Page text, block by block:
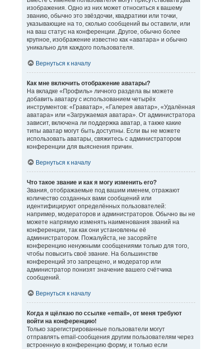
изображения. Одно из них может относиться к вашему
званию, обычно это звёздочки, квадратики или точки,
указывающие на то, сколько сообщений вы оставили, или
на ваш статус на конференции. Другое, обычно более
крупное, изображение известно как «аватара» и обычно
уникально для каждого пользователя.
Вернуться к началу
Как мне включить отображение аватары?
На вкладке «Профиль» личного раздела вы можете
добавить аватару с использованием четырёх
инструментов: «Граватар», «Галерея аватар», «Удалённая
аватара» или «Загружаемая аватара». От администратора
зависит, включена ли поддержка аватар, а также какие
типы аватар могут быть доступны. Если вы не можете
использовать аватары, свяжитесь с администратором
конференции для выяснения причин.
Вернуться к началу
Что такое звание и как я могу изменить его?
Звания, отображаемые под вашим именем, отражают
количество созданных вами сообщений или
идентифицируют определённых пользователей:
например, модераторов и администраторов. Обычно вы не
можете напрямую изменять наименования званий на
конференции, так как они установлены её
администратором. Пожалуйста, не засоряйте
конференцию ненужными сообщениями только для того,
чтобы повысить своё звание. На большинстве
конференций это запрещено, и модератор или
администратор понизят значение вашего счётчика
сообщений.
Вернуться к началу
Когда я щёлкаю по ссылке «email», от меня требуют
войти на конференцию!
Только зарегистрированные пользователи могут
отправлять email-сообщения другим пользователям через
встроенную в конференцию форму, и только если